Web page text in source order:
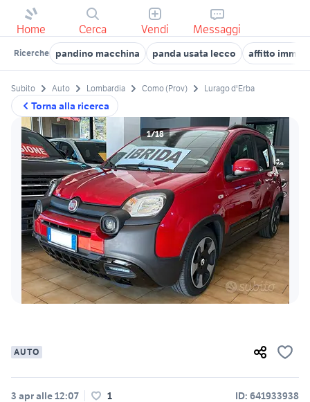
Home Cerca Vendi Messaggi
Ricerche pandino macchina panda usata lecco affitto
Torna alla ricerca
Subito Auto Lombardia Como (Prov) Lurago d'Erba
1/18
AUTO
3 apr alle 12:07 1 ID: 641933938